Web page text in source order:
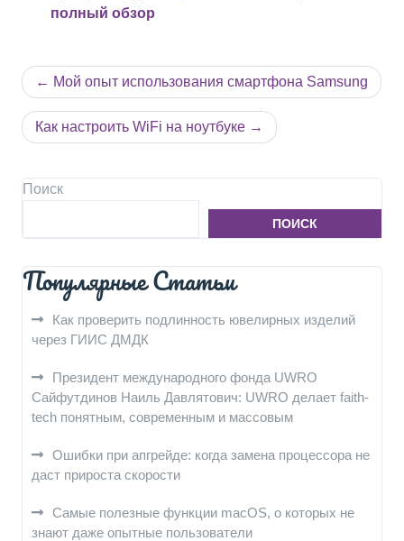
полный обзор
Навигация
по
записям
Мой опыт использования смартфона Samsung
Как настроить WiFi на ноутбуке
Поиск
ПОИСК
Популярные Статьи
Как проверить подлинность ювелирных изделий
через ГИИС ДМДК
Президент международного фонда UWRO
Сайфутдинов Наиль Давлятович: UWRO делает faith-
tech понятным, современным и массовым
Ошибки при апгрейде: когда замена процессора не
даст прироста скорости
Самые полезные функции macOS, о которых не
знают даже опытные пользователи